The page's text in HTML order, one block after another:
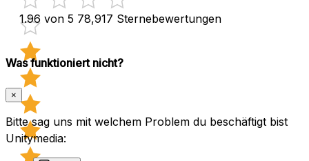
1.96 von 5 78,917 Sternebewertungen
Was funktioniert nicht?
×
Bitte sag uns mit welchem Problem du beschäftigt bist
Unitymedia: